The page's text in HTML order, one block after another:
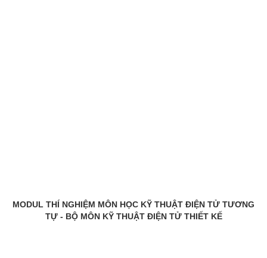
MODUL THÍ NGHIỆM MÔN HỌC KỸ THUẬT ĐIỆN TỬ TƯƠNG
TỰ - BỘ MÔN KỸ THUẬT ĐIỆN TỬ THIẾT KẾ